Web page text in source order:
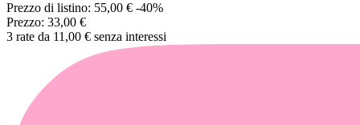
Prezzo di listino: 55,00 € -40%
Prezzo: 33,00 €
3 rate da 11,00 € senza interessi